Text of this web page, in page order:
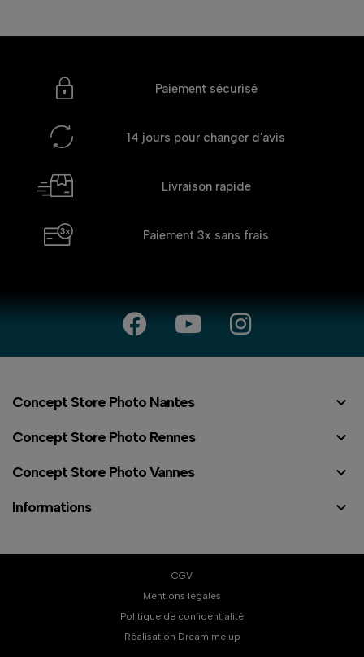
Paiement sécurisé
14 jours pour changer d'avis
Livraison rapide
Paiement 3x sans frais
Concept Store Photo Nantes 
Concept Store Photo Rennes 
Concept Store Photo Vannes 
Informations 
CGV
Mentions légales
Politique de confidentialité
Réalisation Dream me up